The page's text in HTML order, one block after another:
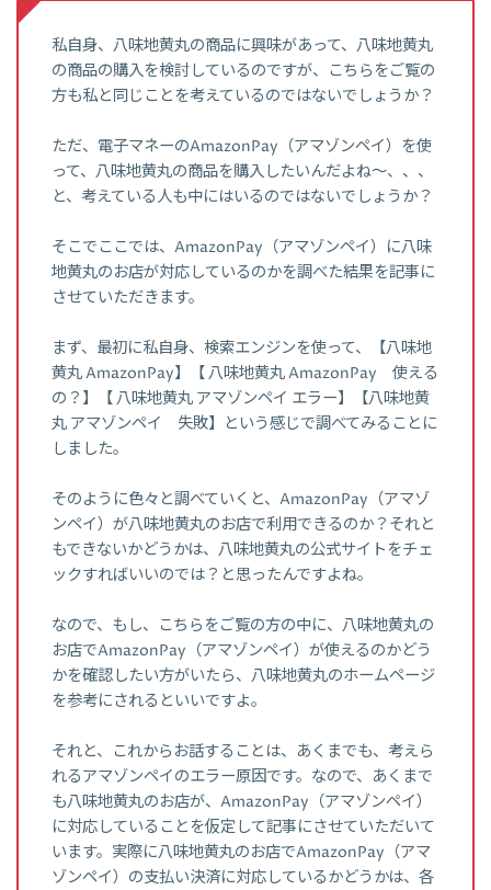
私自身、八味地黄丸の商品に興味があって、八味地黄丸
の商品の購入を検討しているのですが、こちらをご覧の
方も私と同じことを考えているのではないでしょうか？
ただ、電子マネーのAmazonPay（アマゾンペイ）を使
って、八味地黄丸の商品を購入したいんだよね～、、、
と、考えている人も中にはいるのではないでしょうか？
そこでここでは、AmazonPay（アマゾンペイ）に八味
地黄丸のお店が対応しているのかを調べた結果を記事に
させていただきます。
まず、最初に私自身、検索エンジンを使って、【八味地
黄丸 AmazonPay】【 八味地黄丸 AmazonPay 使える
の？】【 八味地黄丸 アマゾンペイ エラー】【八味地黄
丸 アマゾンペイ 失敗】という感じで調べてみることに
しました。
そのように色々と調べていくと、AmazonPay（アマゾ
ンペイ）が八味地黄丸のお店で利用できるのか？それと
もできないかどうかは、八味地黄丸の公式サイトをチェ
ックすればいいのでは？と思ったんですよね。
なので、もし、こちらをご覧の方の中に、八味地黄丸の
お店でAmazonPay（アマゾンペイ）が使えるのかどう
かを確認したい方がいたら、八味地黄丸のホームページ
を参考にされるといいですよ。
それと、これからお話することは、あくまでも、考えら
れるアマゾンペイのエラー原因です。なので、あくまで
も八味地黄丸のお店が、AmazonPay（アマゾンペイ）
に対応していることを仮定して記事にさせていただいて
います。実際に八味地黄丸のお店でAmazonPay（アマ
ゾンペイ）の支払い決済に対応しているかどうかは、各